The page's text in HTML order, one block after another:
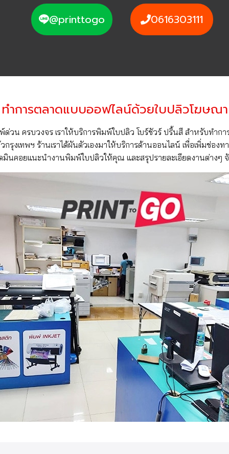
@printtogo 0616303111
ทำการตลาดแบบออฟไลน์ด้วยใบปลิวโฆษณา
วน ครบวงจร เราให้บริการพิมพ์ใบปลิว โบร์ชัวร์ ปริ้นสี สำหรับทำกา
กรุงเทพฯ ร้านเราได้ผันตัวเองมาให้บริการด้านออนไลน์ เพื่อเพิ่มช่อ
มินคอยแนะนำงานพิมพ์ใบปลิวให้คุณ และสรุปรายละเอียดงานต่าง